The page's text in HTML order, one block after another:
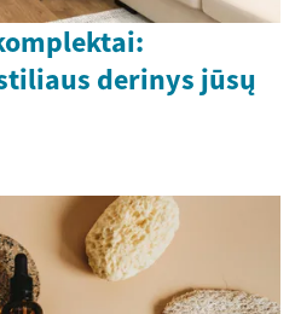
derinys jūsų